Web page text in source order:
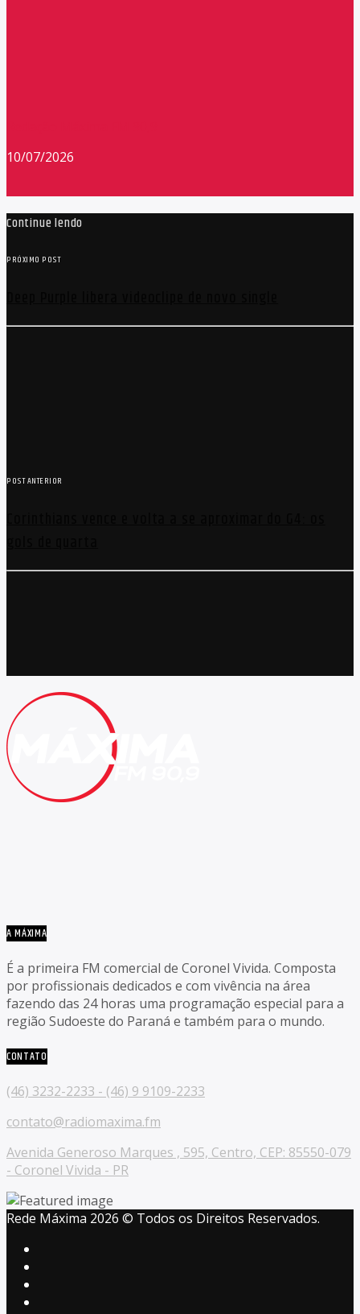
10/07/2026
Continue lendo
PRÓXIMO POST
POST ANTERIOR
A MÁXIMA
É a primeira FM comercial de Coronel Vivida. Composta
por profissionais dedicados e com vivência na área
fazendo das 24 horas uma programação especial para a
região Sudoeste do Paraná e também para o mundo.
CONTATO
(46) 3232-2233 - (46) 9 9109-2233
contato@radiomaxima.fm
Avenida Generoso Marques , 595, Centro, CEP: 85550-079
- Coronel Vivida - PR
Rede Máxima 2026 © Todos os Direitos Reservados.